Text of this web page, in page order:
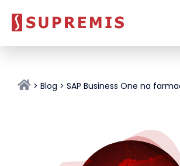
Blog SAP Business One na